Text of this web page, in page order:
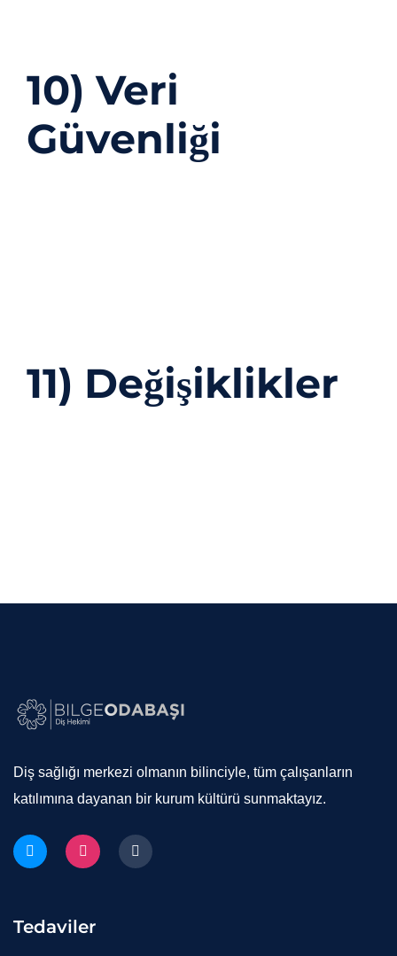
10) Veri
Güvenliği
11) Değişiklikler
Diş sağlığı merkezi olmanın bilinciyle, tüm çalışanların
katılımına dayanan bir kurum kültürü sunmaktayız.
Tedaviler